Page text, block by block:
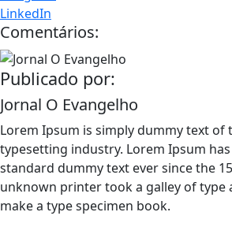
LinkedIn
Comentários:
Publicado por:
Jornal O Evangelho
Lorem Ipsum is simply dummy text of
typesetting industry. Lorem Ipsum
standard dummy text ever since the
unknown printer took a galley of type
make a type specimen book.